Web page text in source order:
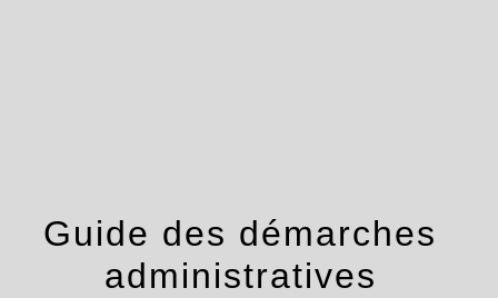
Guide des démarches
administratives